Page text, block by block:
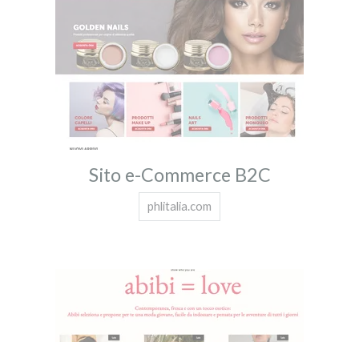
Sito e-Commerce B2C
phlitalia.com